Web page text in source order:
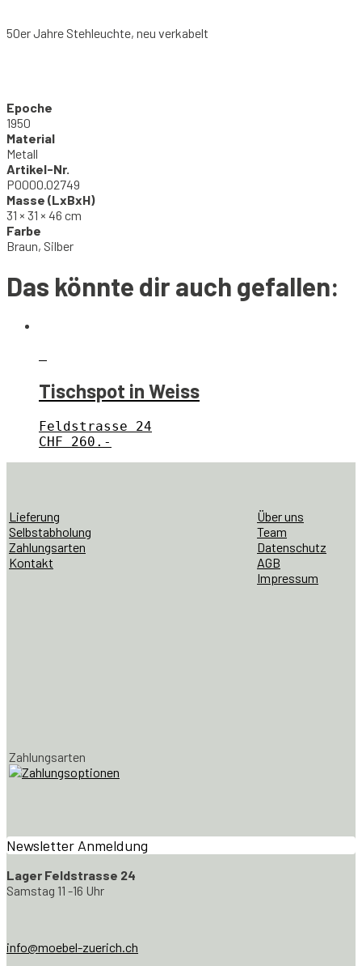
50er Jahre Stehleuchte, neu verkabelt
Epoche
1950
Material
Metall
Artikel-Nr.
P0000.02749
Masse (LxBxH)
31 × 31 × 46 cm
Farbe
Braun, Silber
Das könnte dir auch gefallen:
Tischspot in Weiss
Feldstrasse 24
CHF 260.-
Lieferung
Selbstabholung
Zahlungsarten
Kontakt
Über uns
Team
Datenschutz
AGB
Impressum
Zahlungsarten
Newsletter Anmeldung
Lager Feldstrasse 24
Samstag 11 -16 Uhr
info@moebel-zuerich.ch